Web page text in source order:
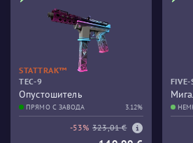
STATTRAK™
TEC-9
Опустошитель
ПРЯМО С ЗАВОДА 3.12%
-53% 323,01 €
FIVE-